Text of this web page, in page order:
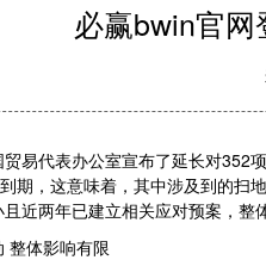
必赢bwin官
代表办公室宣布了延长对352项
期，这意味着，其中涉及到的扫
近两年已建立相关应对预案，整
体影响有限